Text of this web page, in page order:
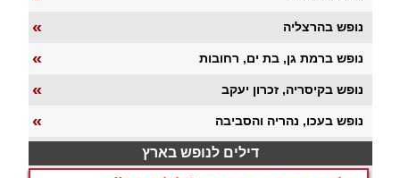
« נופש בהרצליה
« נופש ברמת גן, בת ים, רחובות
« נופש בקיסריה, זכרון יעקב
« נופש בעכו, נהריה והסביבה
דילים לנופש בארץ